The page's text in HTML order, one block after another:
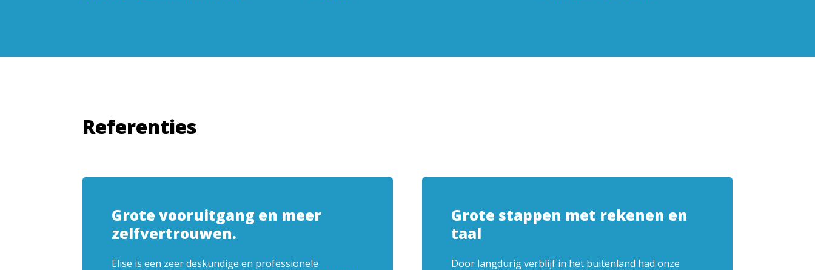
Referenties
Grote vooruitgang en meer
zelfvertrouwen.
Elise is een zeer deskundige en professionele
Grote stappen met rekenen en
taal
Door langdurig verblijf in het buitenland had onze